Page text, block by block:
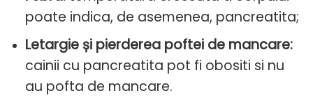
poate indica, de asemenea, pancreatita;
Letargie și pierderea poftei de mancare:
cainii cu pancreatita pot fi obositi si nu
au pofta de mancare.